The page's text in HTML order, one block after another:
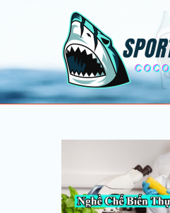
Sports Blog
Cocoa Beach